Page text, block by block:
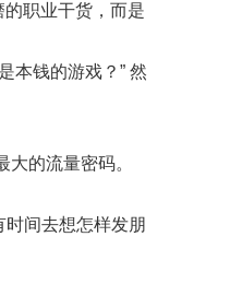
职业干货，而是
本钱的游戏？” 然
大的流量密码。
间去想怎样发朋